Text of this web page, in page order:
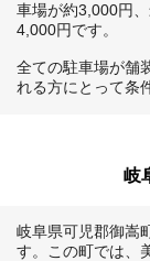
車場が約3,000円
4,000円です。
全ての駐車場が舗
れる方にとって条
岐
岐阜県可児郡御嵩
す。この町では、